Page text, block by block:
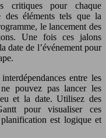
critiques pour chaque
des éléments tels que la
le lancement des
Une fois ces jalons
date de l’événement pour
entre les
pouvez pas lancer les
et la date. Utilisez des
pour visualiser ces
est logique et